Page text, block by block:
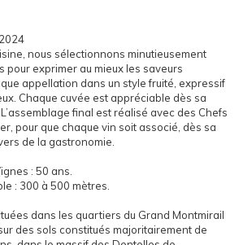
nous sélectionnons minutieusement
pour exprimer au mieux les saveurs
appellation dans un style fruité, expressif
Chaque cuvée est appréciable dès sa
final est réalisé avec des Chefs
pour que chaque vin soit associé, dès sa
de la gastronomie.
: 50 ans.
: 300 à 500 mètres.
dans les quartiers du Grand Montmirail
des sols constitués majoritairement de